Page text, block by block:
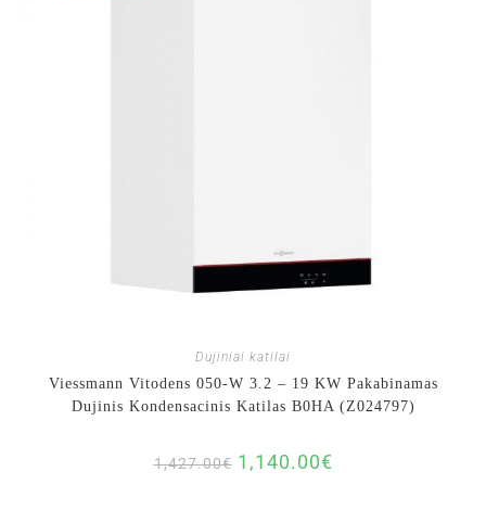
Dujiniai katilai
Viessmann Vitodens 050-W 3.2 – 19 KW Pakabinamas
Dujinis Kondensacinis Katilas B0HA (Z024797)
1,427.00€ 1,140.00€